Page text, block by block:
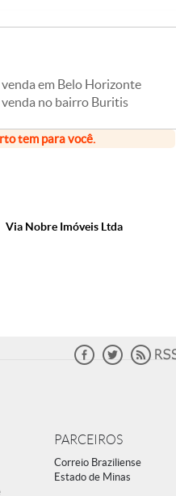
em Belo Horizonte
no bairro Buritis
tem para você.
Via Nobre Imóveis Ltda
PARCEIROS
Correio Braziliense
Estado de Minas